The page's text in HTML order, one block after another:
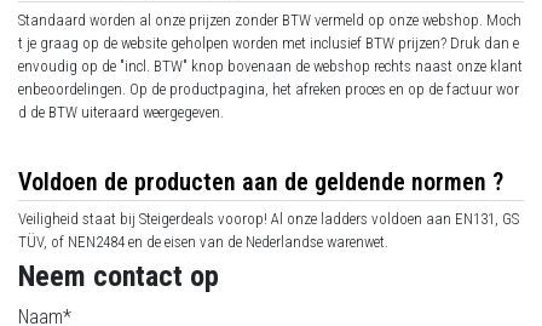
Standaard worden al onze prijzen zonder BTW vermeld op onze webshop. Moch
t je graag op de website geholpen worden met inclusief BTW prijzen? Druk dan e
envoudig op de "incl. BTW" knop bovenaan de webshop rechts naast onze klant
enbeoordelingen. Op de productpagina, het afreken proces en op de factuur wor
d de BTW uiteraard weergegeven.
Voldoen de producten aan de geldende normen ?
Veiligheid staat bij Steigerdeals voorop! Al onze ladders voldoen aan EN131, GS
TÜV, of NEN2484 en de eisen van de Nederlandse warenwet.
Neem contact op
Naam*